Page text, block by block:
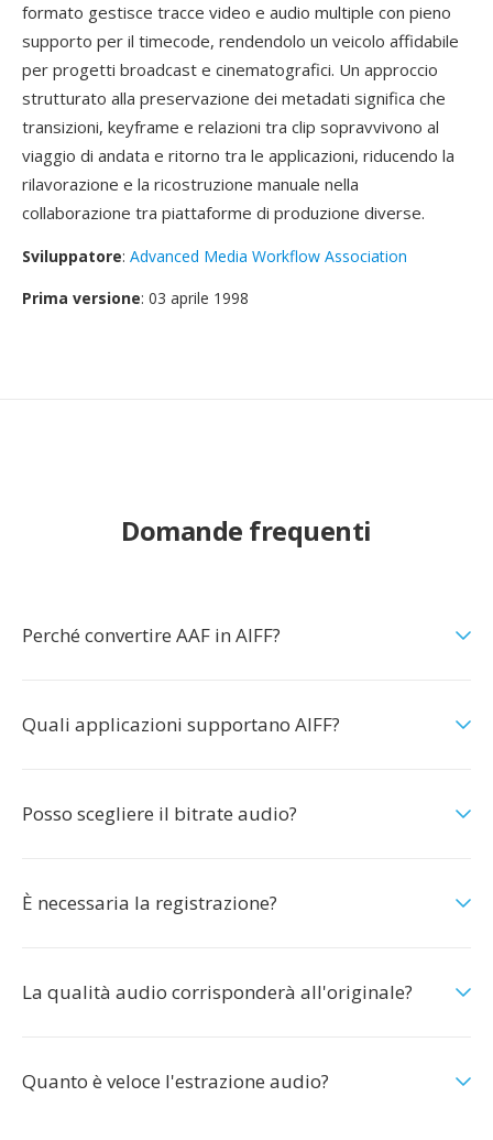
formato gestisce tracce video e audio multiple con pieno
supporto per il timecode, rendendolo un veicolo affidabile
per progetti broadcast e cinematografici. Un approccio
strutturato alla preservazione dei metadati significa che
transizioni, keyframe e relazioni tra clip sopravvivono al
viaggio di andata e ritorno tra le applicazioni, riducendo la
rilavorazione e la ricostruzione manuale nella
collaborazione tra piattaforme di produzione diverse.
Sviluppatore: Advanced Media Workflow Association
Prima versione: 03 aprile 1998
Domande frequenti
Perché convertire AAF in AIFF?
Quali applicazioni supportano AIFF?
Posso scegliere il bitrate audio?
È necessaria la registrazione?
La qualità audio corrisponderà all'originale?
Quanto è veloce l'estrazione audio?